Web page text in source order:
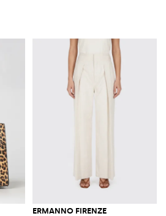
ERMANNO FIRENZE